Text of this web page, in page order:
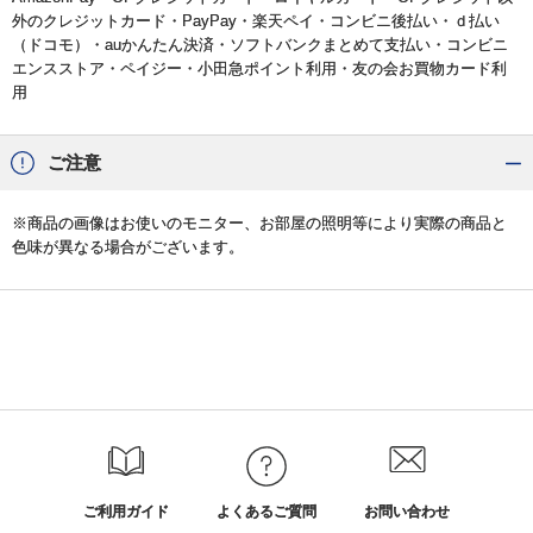
外のクレジットカード・PayPay・楽天ペイ・コンビニ後払い・ｄ払い
（ドコモ）・auかんたん決済・ソフトバンクまとめて支払い・コンビニ
エンスストア・ペイジー・小田急ポイント利用・友の会お買物カード利
用
ご注意
※商品の画像はお使いのモニター、お部屋の照明等により実際の商品と
色味が異なる場合がございます。
ご利用ガイド よくあるご質問 お問い合わせ